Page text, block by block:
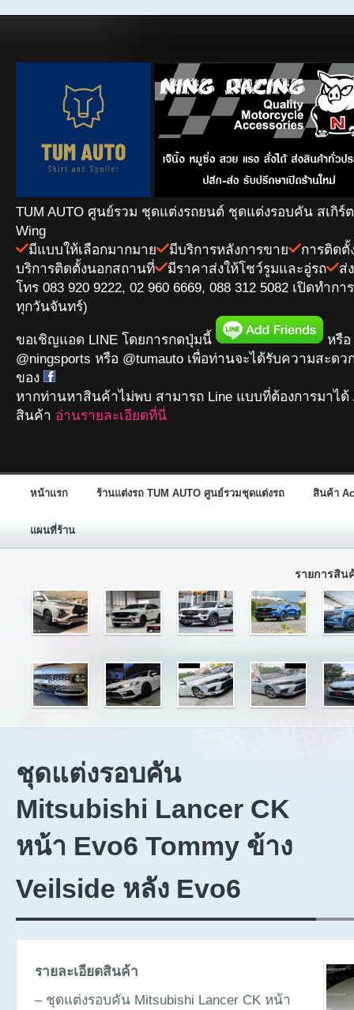
TUM AUTO ศูนย์รวม ชุดแต่งรถยนต์ ชุดแต่งรอบคัน สเกิร์
Wing
มีแบบให้เลือกมากมาย
มีบริการหลังการขาย
การติดตั้
บริการติดตั้งนอกสถานที่
มีราคาส่งให้โชว์รูมและอู่รถ
ส่
โทร 083 920 9222, 02 960 6669, 088 312 5082 เปิดทำก
ทุกวันจันทร์)
ขอเชิญแอด LINE โดยการกดปุ่มนี้
หรือ
@ningsports หรือ @tumauto เพื่อท่านจะได้รับความสะดว
ของ
หากท่านหาสินค้าไม่พบ สามารถ Line แบบที่ต้องการมาได้
สินค้า อ่านรายละเอียดที่นี่
หน้าแรก ร้านแต่งรถ TUM AUTO ศูนย์รวมชุดแต่งรถ สินค้า
แผนที่ร้าน
รายการสิน
ชุดแต่งรอบคัน
Mitsubishi Lancer CK
หน้า Evo6 Tommy ข้าง
Veilside หลัง Evo6
รายละเอียดสินค้า
– ชุดแต่งรอบคัน Mitsubishi Lancer CK หน้า